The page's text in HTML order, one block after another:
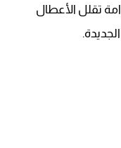
تقلل الأعطال